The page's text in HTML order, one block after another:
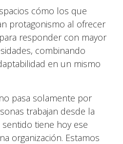
cómo los que
protagonismo al ofrecer
responder con mayor
combinando
en un mismo
pasa solamente por
trabajan desde la
tiene hoy ese
organización. Estamos